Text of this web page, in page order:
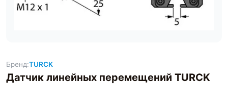
Бренд:TURCK
Датчик линейных перемещений TURCK